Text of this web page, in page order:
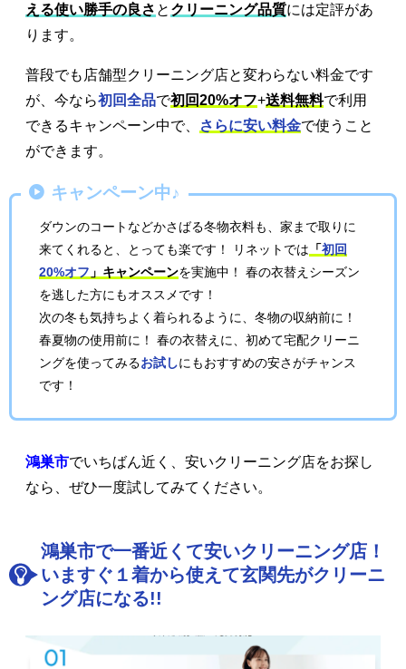
える使い勝手の良さ と クリーニング品質には定評があ
ります。
普段でも店舗型クリーニング店と変わらない料金です
が、今なら初回全品で初回20%オフ+送料無料で利用
できるキャンペーン中で、
さらに安い料金で使うこと
ができます。
キャンペーン中♪
ダウンのコートなどかさばる冬物衣料も、家まで取りに
来てくれると、とっても楽です！ リネットでは 「初回
20%オフ 」キャンペーンを実施中！ 春の衣替えシーズン
を逃した方にもオススメです！
次の冬も気持ちよく着られるように、冬物の収納前に！
春夏物の使用前に！ 春の衣替えに、初めて宅配クリーニ
ングを使ってみるお試しにもおすすめの安さがチャンス
です！
鴻巣市でいちばん近く、安いクリーニング店をお探し
なら、ぜひ一度試してみてください。
鴻巣市で一番近くて安いクリーニング店！
いますぐ１着から使えて玄関先がクリーニ
ング店になる!!